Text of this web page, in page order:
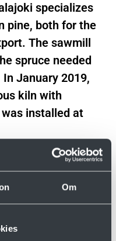
Om
specializes
pine, both for the
The sawmill
spruce needed
January 2019,
kiln with
installed at